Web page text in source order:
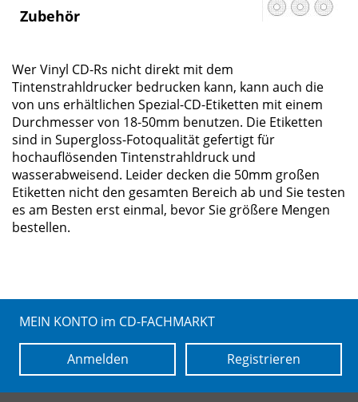
Zubehör
Wer Vinyl CD-Rs nicht direkt mit dem
Tintenstrahldrucker bedrucken kann, kann auch die
von uns erhältlichen Spezial-CD-Etiketten mit einem
Durchmesser von 18-50mm benutzen. Die Etiketten
sind in Supergloss-Fotoqualität gefertigt für
hochauflösenden Tintenstrahldruck und
wasserabweisend. Leider decken die 50mm großen
Etiketten nicht den gesamten Bereich ab und Sie testen
es am Besten erst einmal, bevor Sie größere Mengen
bestellen.
MEIN KONTO im CD-FACHMARKT
Registrieren
Anmelden